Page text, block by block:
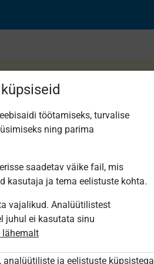
kohta
õpiku
töötamiseks, turvalise
ning parima
saadetav väike fail, mis
kasutaja ja tema eelistuste kohta.
vajalikud. Analüütilistest
juhul ei kasutata sinu
lähemalt
analüütiliste ja eelistuste küpsistega